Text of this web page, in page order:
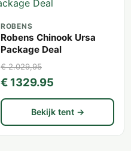
ROBENS
Robens Chinook Ursa
Package Deal
€ 2.029,95
€ 1329.95
Bekijk tent →